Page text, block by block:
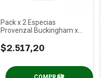
Pack x 2 Especias
Provenzal Buckingham x
$2.517,20